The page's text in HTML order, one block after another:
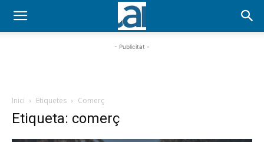
- Publicitat -
Inici Etiquetes Comerç
Etiqueta: comerç